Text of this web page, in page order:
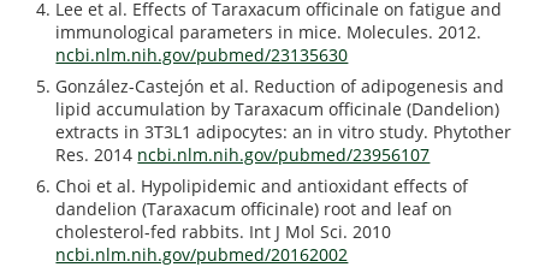
Lee et al. Effects of Taraxacum officinale on fatigue and
immunological parameters in mice. Molecules. 2012.
ncbi.nlm.nih.gov/pubmed/23135630
González-Castejón et al. Reduction of adipogenesis and
lipid accumulation by Taraxacum officinale (Dandelion)
extracts in 3T3L1 adipocytes: an in vitro study. Phytother
Res. 2014 ncbi.nlm.nih.gov/pubmed/23956107
Choi et al. Hypolipidemic and antioxidant effects of
dandelion (Taraxacum officinale) root and leaf on
cholesterol-fed rabbits. Int J Mol Sci. 2010
ncbi.nlm.nih.gov/pubmed/20162002